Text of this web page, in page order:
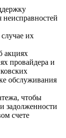
неисправностей
их
акциях
провайдера и
обслуживания
чтобы
задолженности
счете